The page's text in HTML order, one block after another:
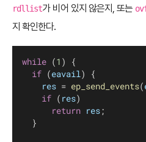
rdllist가 비어 있지 않은지, 또는
지 확인한다.
while (1 ) {
if (eavail) {
res = ep_send_events(
if ( res)
return res;
	}